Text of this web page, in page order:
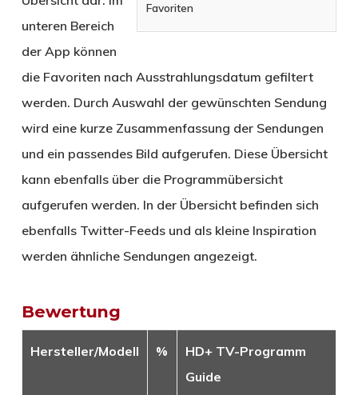
Favoriten
unteren Bereich
der App können
die Favoriten nach Ausstrahlungsdatum gefiltert
werden. Durch Auswahl der gewünschten Sendung
wird eine kurze Zusammenfassung der Sendungen
und ein passendes Bild aufgerufen. Diese Übersicht
kann ebenfalls über die Programmübersicht
aufgerufen werden. In der Übersicht befinden sich
ebenfalls Twitter-Feeds und als kleine Inspiration
werden ähnliche Sendungen angezeigt.
Bewertung
Hersteller/Modell %
HD+ TV-Programm
Guide